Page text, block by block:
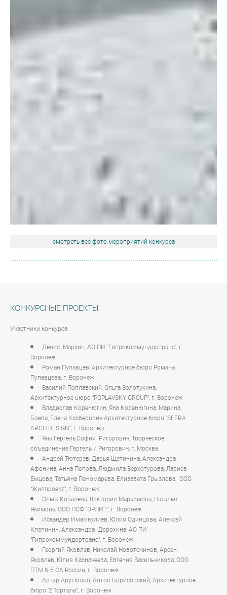
смотреть все фото мероприятий конкурса
КОНКУРСНЫЕ ПРОЕКТЫ
Участники конкурса
Денис Маркин, АО ПИ "Гипрокоммундортранс", г.
Воронеж
Роман Пупавцев, Архитектурное бюро Романа
Пупавцева, г. Воронеж
Василий Поплавский, Ольга Золотухина,
Архитектурное бюро "POPLAVSKY GROUP", г. Воронеж
Владислав Коренюгин, Яна Коренюгина, Марина
Боева, Елена Казберович Архитектурное бюро "SFERA
ARСH DESIGN", г. Воронеж
Яна Гергель,София Ригорович, Творческое
объединение Гергель и Ригорович, г. Москва
Андрей Тютерев, Дарья Щетинина, Александра
Афонина, Анна Попова, Людмила Верхотурова, Лариса
Емцова, Татьяна Пономарева, Елизавета Грызлова, ООО
"Жилпроект", г. Воронеж
Ольга Ковалева, Виктория Мараимова, Наталья
Якимова, ООО ПСФ "ЭРЛИТ", г. Воронеж
Искандер Имамкулиев, Юлия Одинцова, Алексей
Клепинин, Александра Дорохина, АО ПИ
"Гипрокоммундортранс", г. Воронеж
Георгий Яковлев, Николай Новоточинов, Арсен
Яковлев, Юлия Казначеева, Евгения Васильчикова, ООО
ПТМ №5 СА России, г. Воронеж
Артур Арутюнян, Антон Борисовский, Архитектурное
бюро ‘2Портала”, г. Воронеж